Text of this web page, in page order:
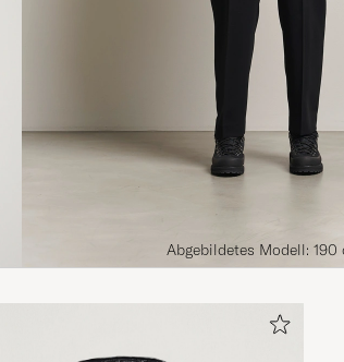
Abgebildetes Modell: 190